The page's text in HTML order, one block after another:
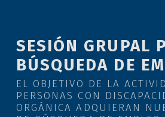
SESIÓN GRUPAL
BÚSQUEDA DE
EL OBJETIVO DE LA
PERSONAS CON
ORGÁNICA ADQUIERAN